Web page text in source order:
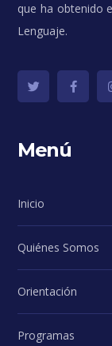
que ha obtenido
Lenguaje.
Menú
Inicio
Quiénes Somos
Orientación
Programas